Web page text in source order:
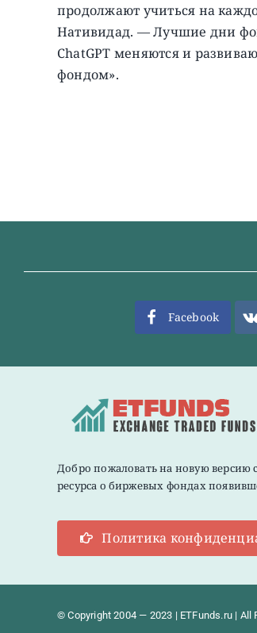
продолжают учиться на
Нативидад. — Лучшие дни
ChatGPT меняются и
фондом».
Facebook
Добро пожаловать на новую версию
ресурса о биржевых фондах
Политика
© Copyright 2004 — 2023 | ETFunds.ru | All